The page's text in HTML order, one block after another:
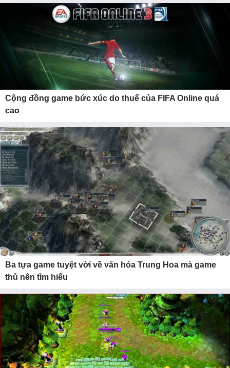
Cộng đồng game bức xúc do thuế của FIFA Online quá
cao
Ba tựa game tuyệt vời về văn hóa Trung Hoa mà game
thủ nên tìm hiểu